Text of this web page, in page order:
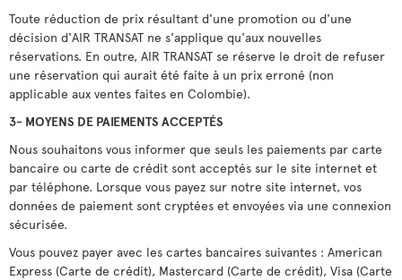
Toute réduction de prix résultant d'une promotion ou d'une
décision d'AIR TRANSAT ne s'applique qu'aux nouvelles
réservations. En outre, AIR TRANSAT se réserve le droit de refuser
une réservation qui aurait été faite à un prix erroné (non
applicable aux ventes faites en Colombie).
3- MOYENS DE PAIEMENTS ACCEPTÉS
Nous souhaitons vous informer que seuls les paiements par carte
bancaire ou carte de crédit sont acceptés sur le site internet et
par téléphone. Lorsque vous payez sur notre site internet, vos
données de paiement sont cryptées et envoyées via une connexion
sécurisée.
Vous pouvez payer avec les cartes bancaires suivantes : American
Express (Carte de crédit), Mastercard (Carte de crédit), Visa (Carte